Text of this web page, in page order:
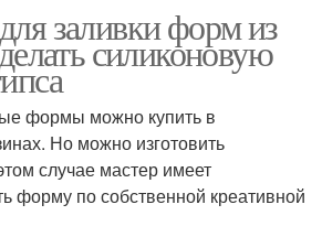
заливки форм из
силиконовую
формы можно купить в
Но можно изготовить
случае мастер имеет
форму по собственной креативной